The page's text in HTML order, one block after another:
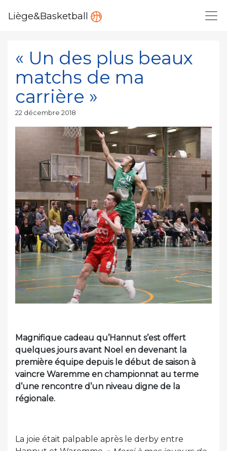
Liège&Basketball
« Un des plus beaux
matchs de ma
carrière »
Publié
22 décembre 2018
Magnifique cadeau qu’Hannut s’est offert
quelques jours avant Noel en devenant la
première équipe depuis le début de saison à
vaincre Waremme en championnat au terme
d’une rencontre d’un niveau digne de la
régionale.
La joie était palpable après le derby entre